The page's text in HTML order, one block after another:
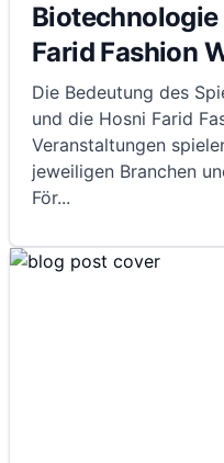
Farid Fashion
Die Bedeutung des
und die Hosni Farid
Veranstaltungen
jeweiligen Branchen
För...